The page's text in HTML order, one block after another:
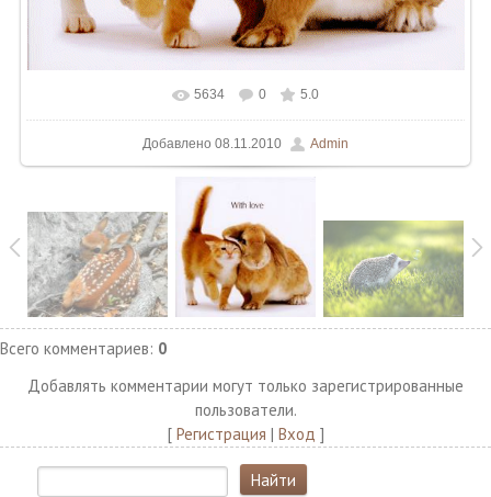
5634 0 5.0
Добавлено 08.11.2010 Admin
Всего комментариев: 0
Добавлять комментарии могут только зарегистрированные
пользователи.
[ Регистрация | Вход ]